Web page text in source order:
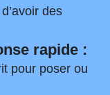
des
rapide :
pour poser ou